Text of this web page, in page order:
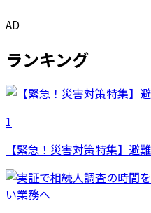
AD
ランキング
1
【緊急！災害対策特集】避